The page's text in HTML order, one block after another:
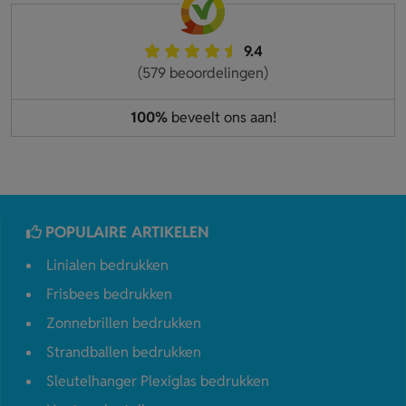
9.4
(579 beoordelingen)
100%beveelt ons aan!
POPULAIRE ARTIKELEN
Linialen bedrukken
Frisbees bedrukken
Zonnebrillen bedrukken
Strandballen bedrukken
Sleutelhanger Plexiglas bedrukken